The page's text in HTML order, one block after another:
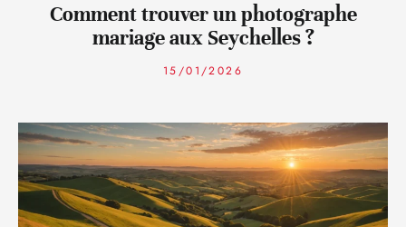
Comment trouver un photographe
mariage aux Seychelles ?
15/01/2026